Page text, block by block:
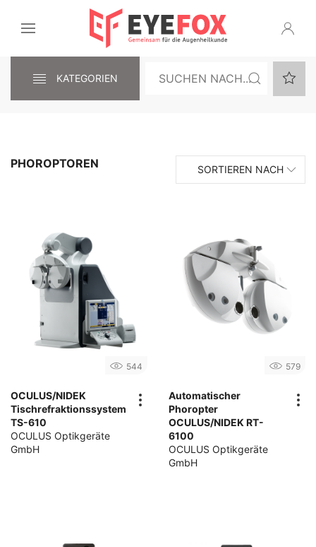
KATEGORIEN
PHOROPTOREN SORTIEREN NACH
544
OCULUS/NIDEK
Tischrefraktionssystem
TS-610
OCULUS Optikgeräte
GmbH
579
Automatischer
Phoropter
OCULUS/NIDEK RT-
6100
OCULUS Optikgeräte
GmbH